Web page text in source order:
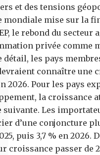
et des tensions
mondiale mise sur la
le rebond du
privée comme
détail, les pays
connaître une
2026. Pour les pays
la croissance
suivante. Les
d’une conjoncture
puis 3,7 % en 2026.
croissance passer de